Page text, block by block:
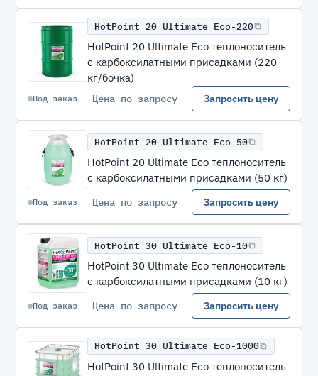
HotPoint 20 Ultimate Eco-220
HotPoint 20 Ultimate Eco теплоноситель
с карбоксилатными присадками (220
кг/бочка)
Под заказ Цена по запросу Запросить цену
HotPoint 20 Ultimate Eco-50
HotPoint 20 Ultimate Eco теплоноситель
с карбоксилатными присадками (50 кг)
Под заказ Цена по запросу Запросить цену
HotPoint 30 Ultimate Eco-10
HotPoint 30 Ultimate Eco теплоноситель
с карбоксилатными присадками (10 кг)
Под заказ Цена по запросу Запросить цену
HotPoint 30 Ultimate Eco-1000
HotPoint 30 Ultimate Eco теплоноситель